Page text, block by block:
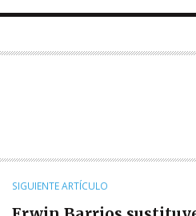
SIGUIENTE ARTÍCULO